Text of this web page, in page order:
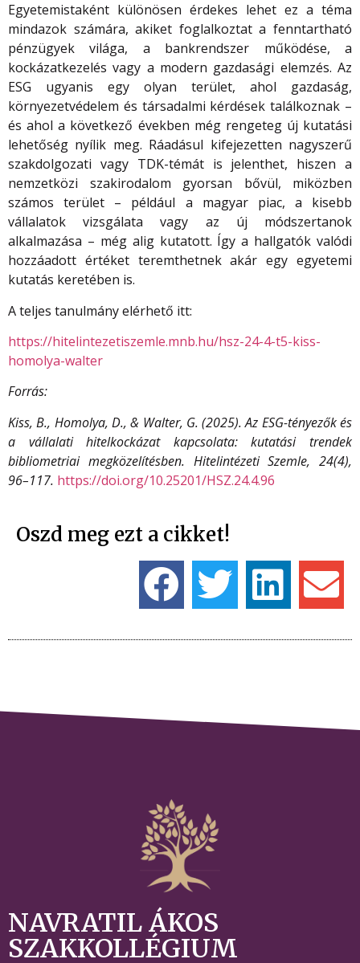
Egyetemistaként különösen érdekes lehet ez a téma
mindazok számára, akiket foglalkoztat a fenntartható
pénzügyek világa, a bankrendszer működése, a
kockázatkezelés vagy a modern gazdasági elemzés. Az
ESG ugyanis egy olyan terület, ahol gazdaság,
környezetvédelem és társadalmi kérdések találkoznak –
és ahol a következő években még rengeteg új kutatási
lehetőség nyílik meg. Ráadásul kifejezetten nagyszerű
szakdolgozati vagy TDK-témát is jelenthet, hiszen a
nemzetközi szakirodalom gyorsan bővül, miközben
számos terület – például a magyar piac, a kisebb
vállalatok vizsgálata vagy az új módszertanok
alkalmazása – még alig kutatott. Így a hallgatók valódi
hozzáadott értéket teremthetnek akár egy egyetemi
kutatás keretében is.
A teljes tanulmány elérhető itt:
https://hitelintezetiszemle.mnb.hu/hsz-24-4-t5-kiss-
homolya-walter
Forrás:
Kiss, B., Homolya, D., & Walter, G. (2025). Az ESG-tényezők és
a vállalati hitelkockázat kapcsolata: kutatási trendek
bibliometriai megközelítésben. Hitelintézeti Szemle, 24(4),
96–117. https://doi.org/10.25201/HSZ.24.4.96
Oszd meg ezt a cikket!
NAVRATIL ÁKOS
SZAKKOLLÉGIUM